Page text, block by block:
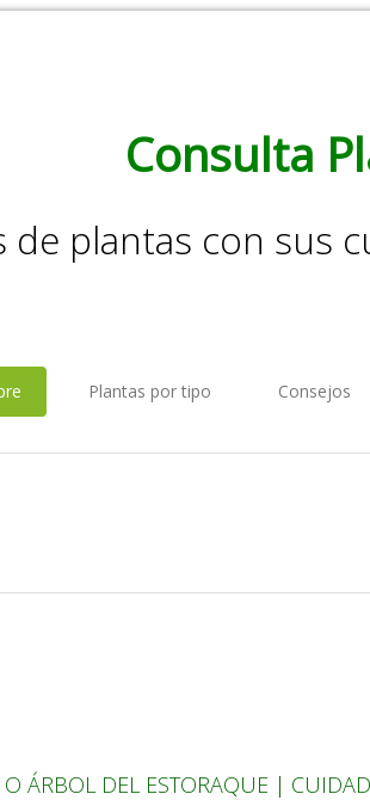
Consulta
de plantas con sus
Plantas por tipo Consejos
ÁRBOL DEL ESTORAQUE |